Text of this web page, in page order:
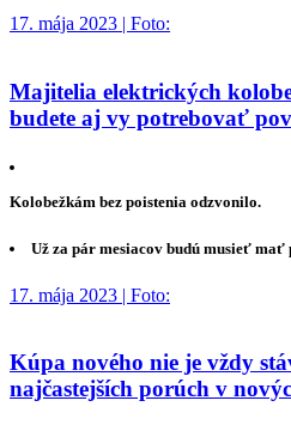
17. mája 2023 | Foto:
Majitelia elektrických
budete aj vy potrebovať
Kolobežkám bez poistenia odzvonilo.
Už za pár mesiacov budú musieť mať
17. mája 2023 | Foto:
Kúpa nového nie je vždy
najčastejších porúch v